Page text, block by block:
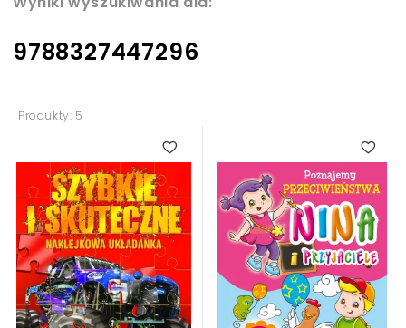
9788327447296
Produkty: 5